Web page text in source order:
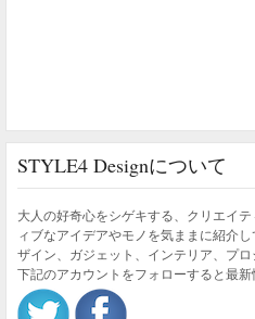
STYLE4 Designについて
大人の好奇心をシゲキする、クリエイ
ィブなアイデアやモノを気ままに紹介
ザイン、ガジェット、インテリア、プロ
下記のアカウントをフォローすると最新